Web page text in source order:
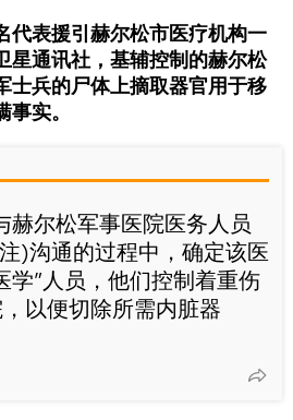
代表援引赫尔松市医疗机构一
星通讯社，基辅控制的赫尔松
士兵的尸体上摘取器官用于移
实。
赫尔松军事医院医务人员
)沟通的过程中，确定该医
学”人员，他们控制着重伤
以便切除所需内脏器